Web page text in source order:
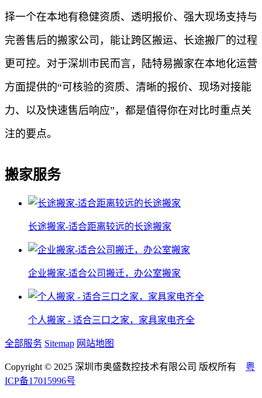
择一个在本地有稳健资质、透明报价、强大现场支持与
完善售后的搬家公司，能让跨区搬运、长途搬厂的过程
更可控。对于深圳市民而言，陆特易搬家在本地化运营
方面提供的“可核验的资质、清晰的报价、现场对接能
力、以及快速售后响应”，都是值得你在对比时重点关
注的要点。
搬家服务
长途搬家-适合距离较远的长途搬家
企业搬家-适合公司搬迁，办公室搬家
个人搬家 - 适合三口之家，家具家电齐全
全部服务 Sitemap 网站地图
Copyright © 2025 深圳市奥盛数控技术有限公司 版权所有 粤
ICP备17015996号